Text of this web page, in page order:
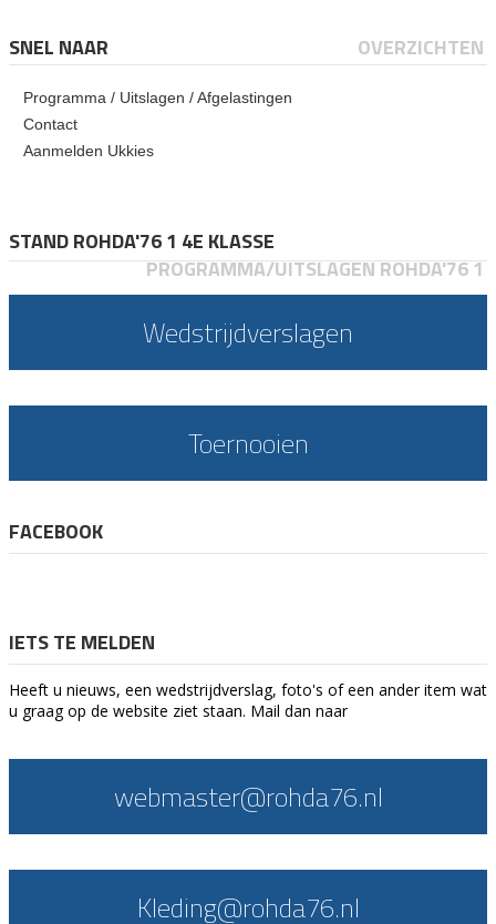
SNEL NAAR OVERZICHTEN
Programma / Uitslagen / Afgelastingen
Contact
Aanmelden Ukkies
STAND ROHDA'76 1 4E KLASSE
PROGRAMMA/UITSLAGEN ROHDA'76 1
Wedstrijdverslagen
Toernooien
FACEBOOK
IETS TE MELDEN
Heeft u nieuws, een wedstrijdverslag, foto's of een ander item wat
u graag op de website ziet staan. Mail dan naar
webmaster@rohda76.nl
Kleding@rohda76.nl